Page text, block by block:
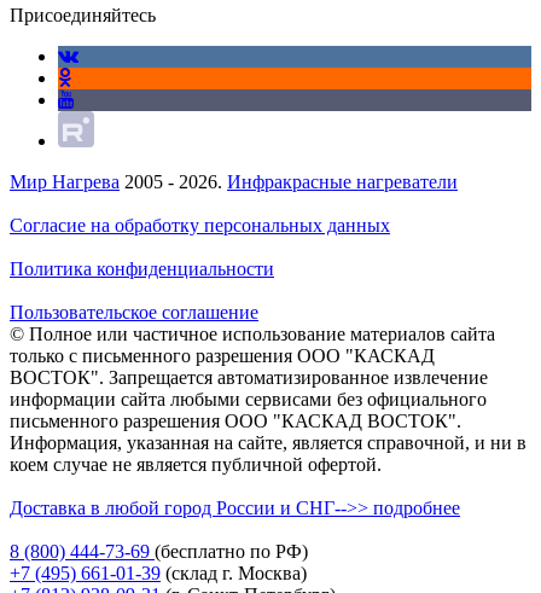
Присоединяйтесь
Мир Нагрева 2005 - 2026. Инфракрасные нагреватели
Согласие на обработку персональных данных
Политика конфиденциальности
Пользовательское соглашение
© Полное или частичное использование материалов сайта
только с письменного разрешения ООО "КАСКАД
ВОСТОК". Запрещается автоматизированное извлечение
информации сайта любыми сервисами без официального
письменного разрешения ООО "КАСКАД ВОСТОК".
Информация, указанная на сайте, является справочной, и ни в
коем случае не является публичной офертой.
Доставка в любой город России и СНГ-->> подробнее
8 (800) 444-73-69 (бесплатно по РФ)
+7 (495) 661-01-39 (склад г. Москва)